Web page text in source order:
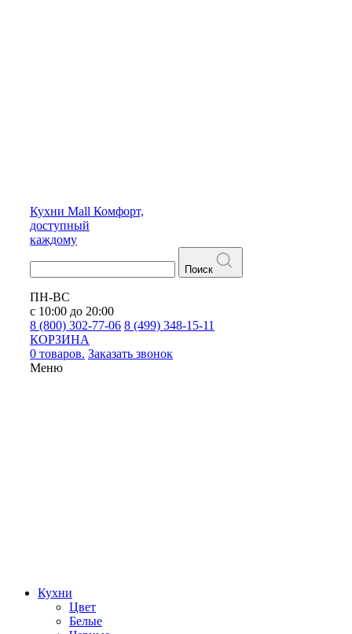
Кухни Mall Комфорт,
доступный
каждому
Поиск
ПН-ВС
с 10:00 до 20:00
8 (800) 302-77-06 8 (499) 348-15-11
КОРЗИНА
0 товаров. Заказать звонок
Меню
Кухни
Цвет
Белые